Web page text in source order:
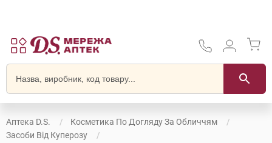
Аптека D.S.
Косметика По Догляду За Обличчям
Засоби Від Куперозу